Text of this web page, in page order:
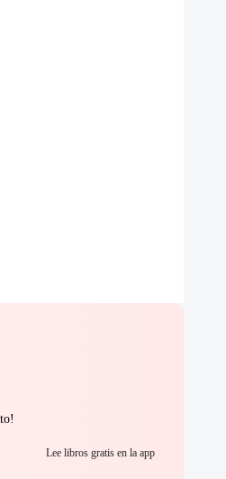
Lee libros gratis en la app